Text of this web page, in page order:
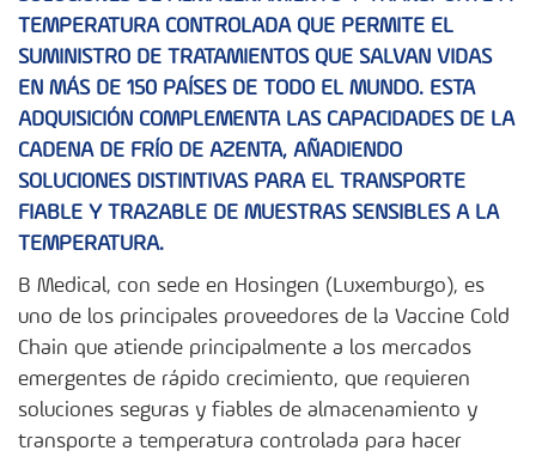
TEMPERATURA CONTROLADA QUE PERMITE EL
SUMINISTRO DE TRATAMIENTOS QUE SALVAN VIDAS
EN MÁS DE 150 PAÍSES DE TODO EL MUNDO. ESTA
ADQUISICIÓN COMPLEMENTA LAS CAPACIDADES DE LA
CADENA DE FRÍO DE AZENTA, AÑADIENDO
SOLUCIONES DISTINTIVAS PARA EL TRANSPORTE
FIABLE Y TRAZABLE DE MUESTRAS SENSIBLES A LA
TEMPERATURA.
B Medical, con sede en Hosingen (Luxemburgo), es
uno de los principales proveedores de la Vaccine Cold
Chain que atiende principalmente a los mercados
emergentes de rápido crecimiento, que requieren
soluciones seguras y fiables de almacenamiento y
transporte a temperatura controlada para hacer